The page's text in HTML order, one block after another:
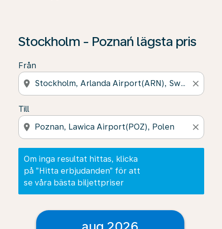
Stockholm - Poznań lägsta pris
Från
location_on close
Till
location_on close
Om inga resultat hittas, klicka
på ”Hitta erbjudanden” för att
se våra bästa biljettpriser
Om inga resultat hittas, klicka på ”Hitta